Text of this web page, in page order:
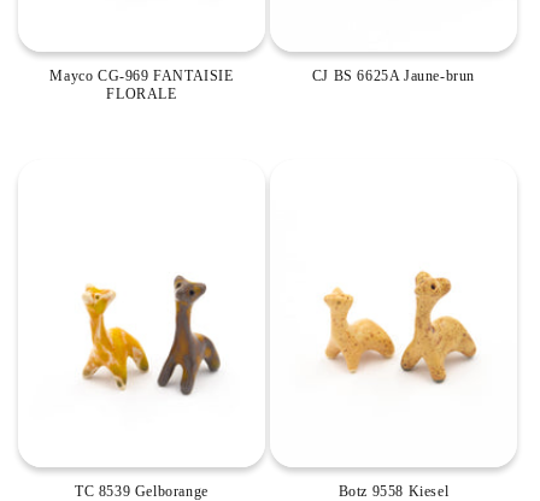
Mayco CG-969 FANTAISIE
FLORALE
CJ BS 6625A Jaune-brun
TC 8539 Gelborange Botz 9558 Kiesel